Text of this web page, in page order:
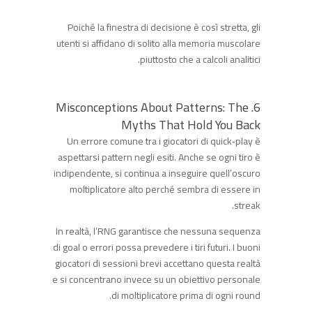
Poiché la finestra di decisione è così stretta, gli
utenti si affidano di solito alla memoria muscolare
piuttosto che a calcoli analitici.
6. Misconceptions About Patterns: The
Myths That Hold You Back
Un errore comune tra i giocatori di quick‑play è
aspettarsi pattern negli esiti. Anche se ogni tiro è
indipendente, si continua a inseguire quell’oscuro
moltiplicatore alto perché sembra di essere in
streak.
In realtà, l’RNG garantisce che nessuna sequenza
di goal o errori possa prevedere i tiri futuri. I buoni
giocatori di sessioni brevi accettano questa realtà
e si concentrano invece su un obiettivo personale
di moltiplicatore prima di ogni round.